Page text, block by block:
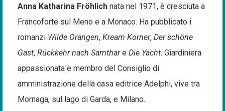
Anna Katharina Fröhlich nata nel 1971, è cresciuta a
Francoforte sul Meno e a Monaco. Ha pubblicato i
romanzi Wilde Orangen, Kream Korner, Der schöne
Gast, Rückkehr nach Samthare Die Yacht. Giardiniera
appassionata e membro del Consiglio di
amministrazione della casa editrice Adelphi, vive tra
Mornaga, sul lago di Garda, e Milano.